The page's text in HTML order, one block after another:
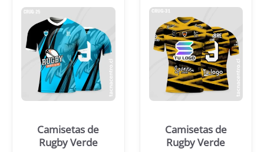
Camisetas de
Rugby Verde
Camisetas de
Rugby Verde